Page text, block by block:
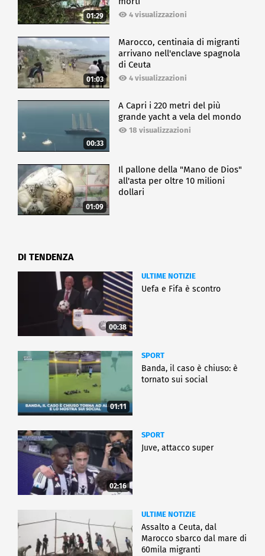
01:29 4 visualizzazioni
01:03
Marocco, centinaia di migranti
arrivano nell'enclave spagnola
di Ceuta
4 visualizzazioni
00:33
A Capri i 220 metri del più
grande yacht a vela del mondo
18 visualizzazioni
01:09
Il pallone della "Mano de Dios"
all'asta per oltre 10 milioni
dollari
DI TENDENZA
00:38
ULTIME NOTIZIE
Uefa e Fifa è scontro
01:11
SPORT
Banda, il caso è chiuso: è
tornato sui social
02:16
SPORT
Juve, attacco super
ULTIME NOTIZIE
Assalto a Ceuta, dal
Marocco sbarco dal mare di
60mila migranti